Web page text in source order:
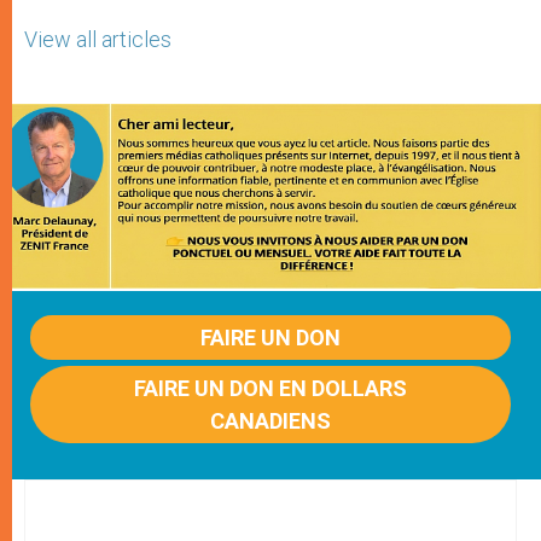
View all articles
FAIRE UN DON
FAIRE UN DON EN DOLLARS
CANADIENS